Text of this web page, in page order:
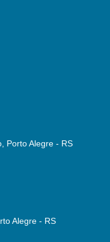
Porto Alegre - RS
Alegre - RS